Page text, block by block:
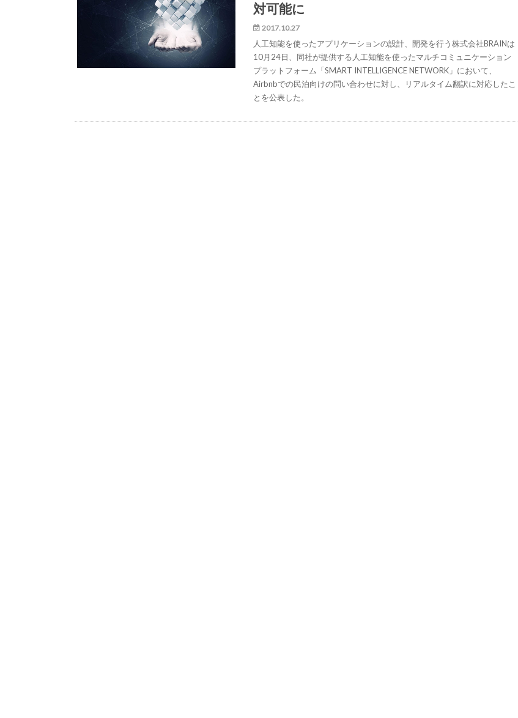
対可能に
2017.10.27
人工知能を使ったアプリケーションの設計、開発を行う株式会社BRAINは
10月24日、同社が提供する人工知能を使ったマルチコミュニケーション
プラットフォーム「SMART INTELLIGENCE NETWORK」において、
Airbnbでの民泊向けの問い合わせに対し、リアルタイム翻訳に対応したこ
とを公表した。